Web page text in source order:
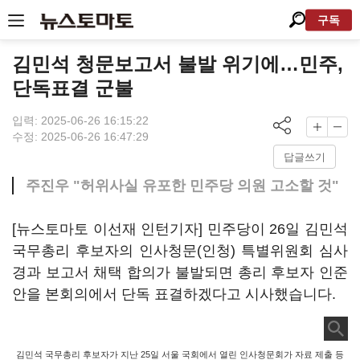
구독
김민석 청문보고서 불발 위기에…민주,
단독표결 군불
입력: 2025-06-26 16:15:22
수정: 2025-06-26 16:47:29
답글쓰기
주진우 "허위사실 유포한 민주당 의원 고소할 것"
[뉴스토마토 이선재 인턴기자] 민주당이 26일 김민석
국무총리 후보자의 인사청문(인청) 특별위원회 심사
경과 보고서 채택 합의가 불발되면 총리 후보자 인준
안을 본회의에서 단독 표결하겠다고 시사했습니다.
김민석 국무총리 후보자가 지난 25일 서울 국회에서 열린 인사청문회가 자료 제출 등